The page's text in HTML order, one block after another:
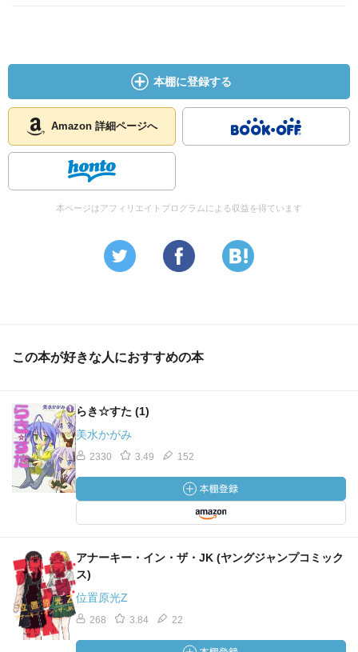
本棚に登録する
Amazon 詳細ページへ
本ページはアフィリエイトプログラムによる収益を得ています
この本が好きな人におすすめの本
らき☆すた (1)
美水かがみ
2330 3.49 152
アナーキー・イン・ザ・JK (ヤングジャンプコミック
ス)
位置原光Z
268 3.84 22